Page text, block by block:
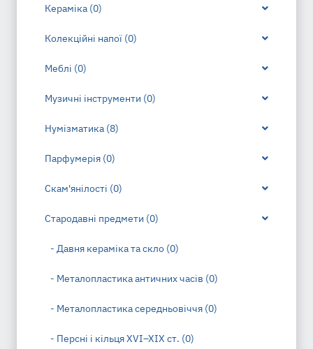
Кераміка (0)
Колекційні напої (0)
Меблі (0)
Музичні інструменти (0)
Нумізматика (8)
Парфумерія (0)
Скам'янілості (0)
Стародавні предмети (0)
- Давня кераміка та скло (0)
- Металопластика античних часів (0)
- Металопластика середньовіччя (0)
- Персні і кільця XVI–XIX ст. (0)